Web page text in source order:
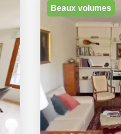
Beaux volumes